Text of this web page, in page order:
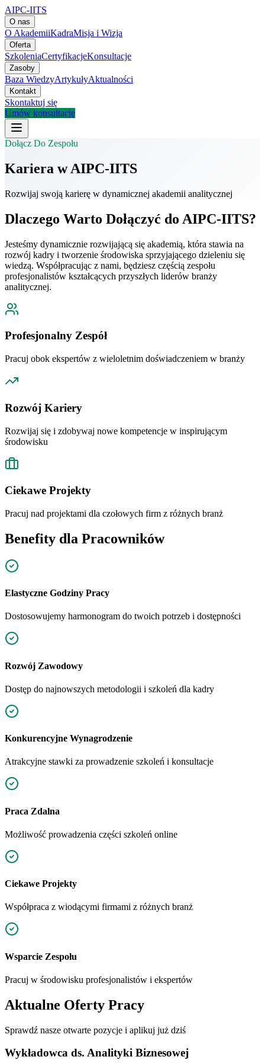
AIPC-IITS
O nas
O AkademiiKadraMisja i Wizja
Oferta
SzkoleniaCertyfikacjeKonsultacje
Zasoby
Baza WiedzyArtykułyAktualności
Kontakt
Skontaktuj się
Umów konsultację
Dołącz Do Zespołu
Kariera w AIPC-IITS
Rozwijaj swoją karierę w dynamicznej akademii analitycznej
Dlaczego Warto Dołączyć do AIPC-IITS?
Jesteśmy dynamicznie rozwijającą się akademią, która stawia na
rozwój kadry i tworzenie środowiska sprzyjającego dzieleniu się
wiedzą. Współpracując z nami, będziesz częścią zespołu
profesjonalistów kształcących przyszłych liderów branży
analitycznej.
Profesjonalny Zespół
Pracuj obok ekspertów z wieloletnim doświadczeniem w branży
Rozwój Kariery
Rozwijaj się i zdobywaj nowe kompetencje w inspirującym
środowisku
Ciekawe Projekty
Pracuj nad projektami dla czołowych firm z różnych branż
Benefity dla Pracowników
Elastyczne Godziny Pracy
Dostosowujemy harmonogram do twoich potrzeb i dostępności
Rozwój Zawodowy
Dostęp do najnowszych metodologii i szkoleń dla kadry
Konkurencyjne Wynagrodzenie
Atrakcyjne stawki za prowadzenie szkoleń i konsultacje
Praca Zdalna
Możliwość prowadzenia części szkoleń online
Ciekawe Projekty
Współpraca z wiodącymi firmami z różnych branż
Wsparcie Zespołu
Pracuj w środowisku profesjonalistów i ekspertów
Aktualne Oferty Pracy
Sprawdź nasze otwarte pozycje i aplikuj już dziś
Wykładowca ds. Analityki Biznesowej